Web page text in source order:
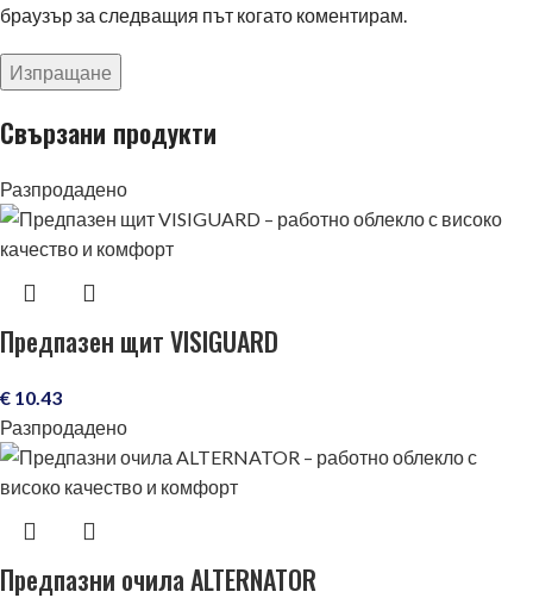
браузър за следващия път когато коментирам.
Свързани продукти
Разпродадено
Предпазен щит VISIGUARD
€ 10.43
Разпродадено
Предпазни очила ALTERNATOR